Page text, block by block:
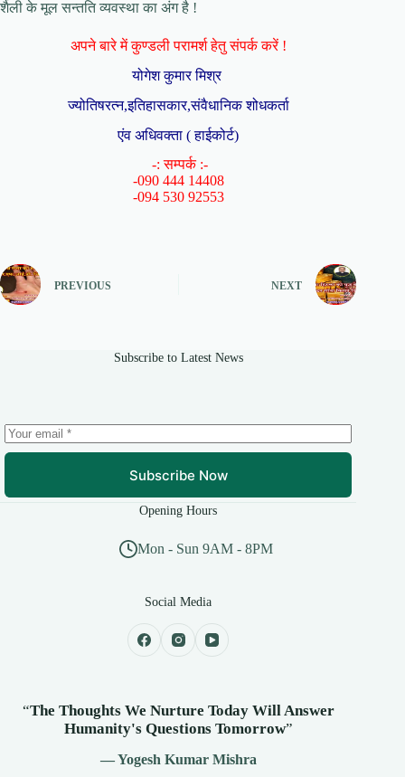
शैली के मूल सन्तति व्यवस्था का अंग है !
अपने बारे में कुण्डली परामर्श हेतु संपर्क करें !
योगेश कुमार मिश्र
ज्योतिषरत्न,इतिहासकार,संवैधानिक शोधकर्ता
एंव अधिवक्ता ( हाईकोर्ट)
-: सम्पर्क :-
-090 444 14408
-094 530 92553
PREVIOUS NEXT
Subscribe to Latest News
Subscribe Now
Opening Hours
Mon - Sun 9AM - 8PM
Social Media
“The Thoughts We Nurture Today Will Answer
Humanity's Questions Tomorrow”
— Yogesh Kumar Mishra